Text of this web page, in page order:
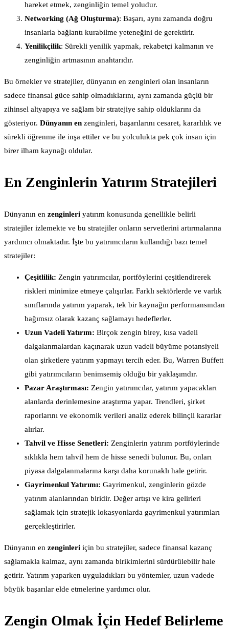
hareket etmek, zenginliğin temel yoludur.
Networking (Ağ Oluşturma): Başarı, aynı zamanda doğru
insanlarla bağlantı kurabilme yeteneğini de gerektirir.
Yenilikçilik: Sürekli yenilik yapmak, rekabetçi kalmanın ve
zenginliğin artmasının anahtarıdır.
Bu örnekler ve stratejiler, dünyanın en zenginleri olan insanların
sadece finansal güce sahip olmadıklarını, aynı zamanda güçlü bir
zihinsel altyapıya ve sağlam bir stratejiye sahip olduklarını da
gösteriyor. Dünyanın en zenginleri, başarılarını cesaret, kararlılık ve
sürekli öğrenme ile inşa ettiler ve bu yolculukta pek çok insan için
birer ilham kaynağı oldular.
En Zenginlerin Yatırım Stratejileri
Dünyanın en zenginleri yatırım konusunda genellikle belirli
stratejiler izlemekte ve bu stratejiler onların servetlerini artırmalarına
yardımcı olmaktadır. İşte bu yatırımcıların kullandığı bazı temel
stratejiler:
Çeşitlilik: Zengin yatırımcılar, portföylerini çeşitlendirerek
riskleri minimize etmeye çalışırlar. Farklı sektörlerde ve varlık
sınıflarında yatırım yaparak, tek bir kaynağın performansından
bağımsız olarak kazanç sağlamayı hedeflerler.
Uzun Vadeli Yatırım: Birçok zengin birey, kısa vadeli
dalgalanmalardan kaçınarak uzun vadeli büyüme potansiyeli
olan şirketlere yatırım yapmayı tercih eder. Bu, Warren Buffett
gibi yatırımcıların benimsemiş olduğu bir yaklaşımdır.
Pazar Araştırması: Zengin yatırımcılar, yatırım yapacakları
alanlarda derinlemesine araştırma yapar. Trendleri, şirket
raporlarını ve ekonomik verileri analiz ederek bilinçli kararlar
alırlar.
Tahvil ve Hisse Senetleri: Zenginlerin yatırım portföylerinde
sıklıkla hem tahvil hem de hisse senedi bulunur. Bu, onları
piyasa dalgalanmalarına karşı daha korunaklı hale getirir.
Gayrimenkul Yatırımı: Gayrimenkul, zenginlerin gözde
yatırım alanlarından biridir. Değer artışı ve kira gelirleri
sağlamak için stratejik lokasyonlarda gayrimenkul yatırımları
gerçekleştirirler.
Dünyanın en zenginleri için bu stratejiler, sadece finansal kazanç
sağlamakla kalmaz, aynı zamanda birikimlerini sürdürülebilir hale
getirir. Yatırım yaparken uyguladıkları bu yöntemler, uzun vadede
büyük başarılar elde etmelerine yardımcı olur.
Zengin Olmak İçin Hedef Belirleme